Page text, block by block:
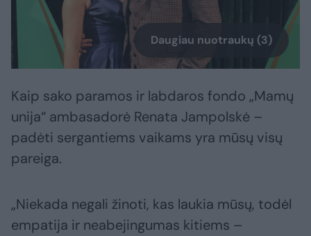
Daugiau nuotraukų (3)
Kaip sako paramos ir labdaros fondo „Mamų
unija“ ambasadorė Renata Jampolskė –
padėti sergantiems vaikams yra mūsų visų
pareiga.
„Niekada negali žinoti, kas laukia mūsų, todėl
empatija ir neabejingumas kitiems –